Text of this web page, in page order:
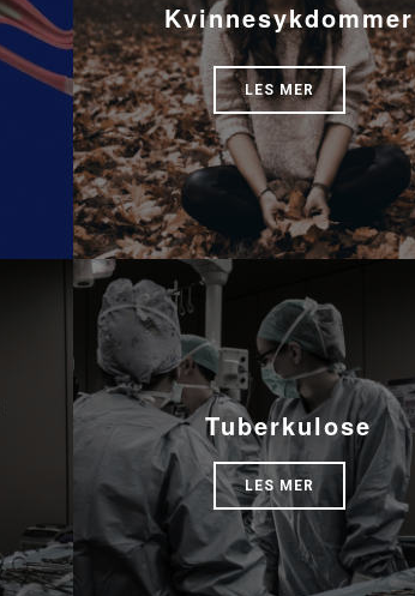
Kvinnesykdommer
LES MER
Tuberkulose
LES MER